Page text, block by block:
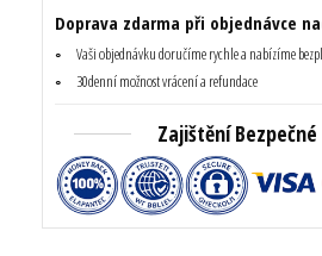
gumičkou
Animal,
62730-
90085
Doprava zdarma při objednávce
Vaši objednávku doručíme rychle a nabízíme
30denní možnost vrácení a refundace
Zajištění